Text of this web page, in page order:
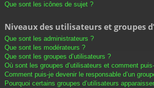
Que sont les icônes de sujet ?
Niveaux des utilisateurs et groupes
Que sont les administrateurs ?
Que sont les modérateurs ?
Que sont les groupes d’utilisateurs ?
Où sont les groupes d’utilisateurs et comment
Comment puis-je devenir le responsable d’un
Pourquoi certains groupes d’utilisateurs